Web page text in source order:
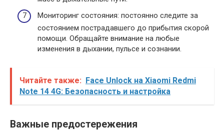
Мониторинг состояния: постоянно следите за
состоянием пострадавшего до прибытия скорой
помощи. Обращайте внимание на любые
изменения в дыхании, пульсе и сознании.
Читайте также: Face Unlock на Xiaomi Redmi
Note 14 4G: Безопасность и настройка
Важные предостережения